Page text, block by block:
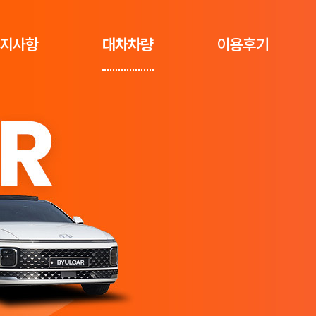
사항 대차차량 이용후기